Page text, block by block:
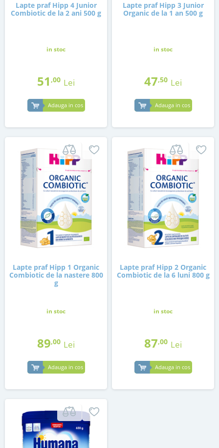
Lapte praf Hipp 4 Junior
Combiotic de la 2 ani 500 g
in stoc
51 ,00 Lei
Adauga in cos
Lapte praf Hipp 3 Junior
Organic de la 1 an 500 g
in stoc
47,50 Lei
Adauga in cos
Lapte praf Hipp 1 Organic
Combiotic de la nastere 800
g
in stoc
89,00 Lei
Adauga in cos
Lapte praf Hipp 2 Organic
Combiotic de la 6 luni 800 g
in stoc
87,00 Lei
Adauga in cos